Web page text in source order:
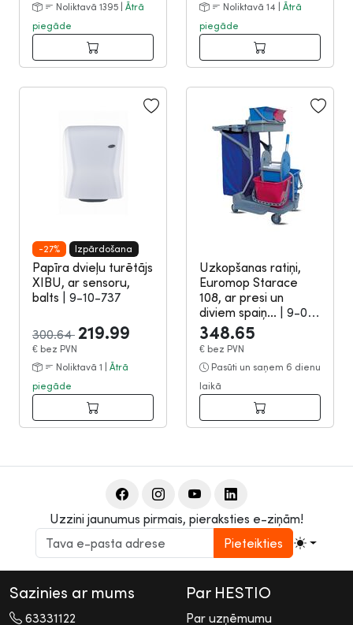
Noliktavā 1395 | Ātrā
piegāde
Noliktavā 14 | Ātrā
piegāde
-27% Izpārdošana
Papīra dvieļu turētājs
XIBU, ar sensoru,
balts
9-10-737
300.64 219.99
€ bez PVN
Noliktavā 1 | Ātrā
piegāde
Uzkopšanas ratiņi,
Euromop Starace
108, ar presi un
diviem spaiņ...
9-09-
1531
348.65
€ bez PVN
Pasūti un saņem 6 dienu
laikā
Uzzini jaunumus pirmais, pieraksties e-ziņām!
Pieteikties
Sazinies ar mums
63331122
Par HESTIO
Par uzņēmumu